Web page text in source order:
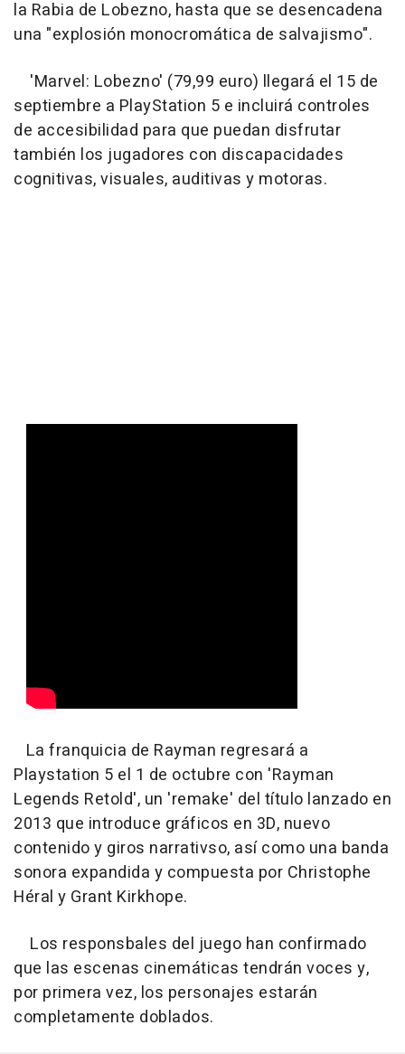
la Rabia de Lobezno, hasta que se desencadena
una "explosión monocromática de salvajismo".
'Marvel: Lobezno' (79,99 euro) llegará el 15 de
septiembre a PlayStation 5 e incluirá controles
de accesibilidad para que puedan disfrutar
también los jugadores con discapacidades
cognitivas, visuales, auditivas y motoras.
La franquicia de Rayman regresará a
Playstation 5 el 1 de octubre con 'Rayman
Legends Retold', un 'remake' del título lanzado en
2013 que introduce gráficos en 3D, nuevo
contenido y giros narrativso, así como una banda
sonora expandida y compuesta por Christophe
Héral y Grant Kirkhope.
Los responsbales del juego han confirmado
que las escenas cinemáticas tendrán voces y,
por primera vez, los personajes estarán
completamente doblados.